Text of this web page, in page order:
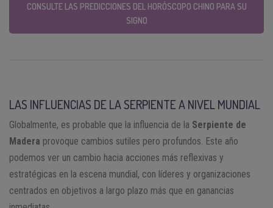
CONSULTE LAS PREDICCIONES DEL HORÓSCOPO CHINO PARA SU
SIGNO
LAS INFLUENCIAS DE LA SERPIENTE A NIVEL MUNDIAL
Globalmente, es probable que la influencia de la Serpiente de
Madera provoque cambios sutiles pero profundos. Este año
podemos ver un cambio hacia acciones más reflexivas y
estratégicas en la escena mundial, con líderes y organizaciones
centrados en objetivos a largo plazo más que en ganancias